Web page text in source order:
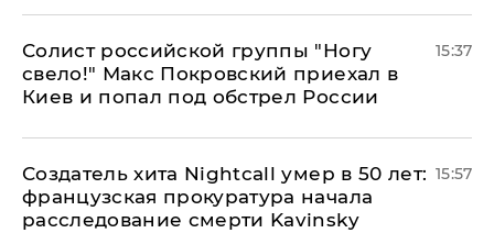
Солист российской группы "Ногу
свело!" Макс Покровский приехал в
Киев и попал под обстрел России
15:37
Создатель хита Nightcall умер в 50 лет:
французская прокуратура начала
расследование смерти Kavinsky
15:57